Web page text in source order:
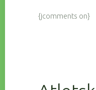
{jcomments on}